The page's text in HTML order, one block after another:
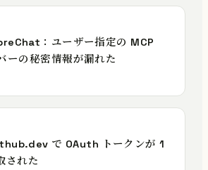
：ユーザー指定の MCP
ーの秘密情報が漏れた
で OAuth トークンが 1
された